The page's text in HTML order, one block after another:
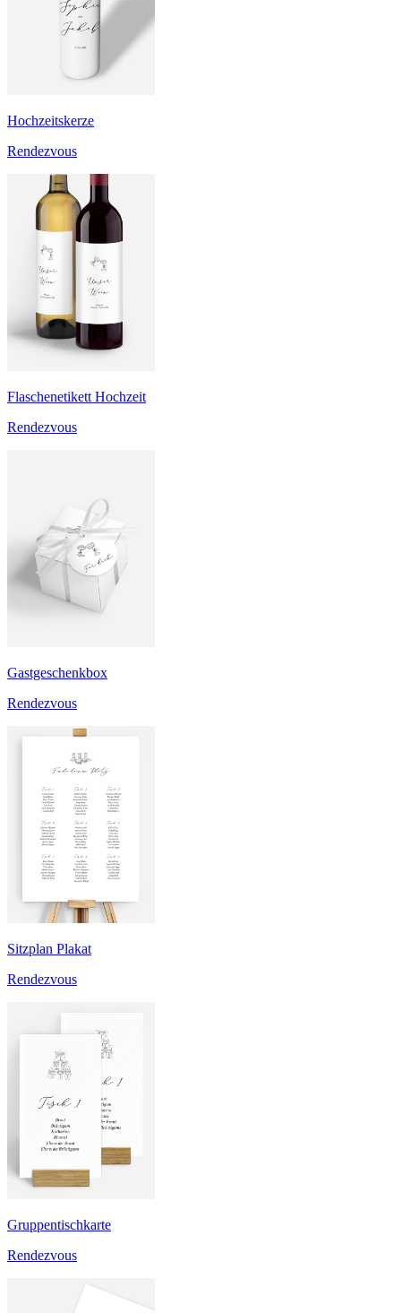
Hochzeitskerze
Rendezvous
Flaschenetikett Hochzeit
Rendezvous
Gastgeschenkbox
Rendezvous
Sitzplan Plakat
Rendezvous
Gruppentischkarte
Rendezvous